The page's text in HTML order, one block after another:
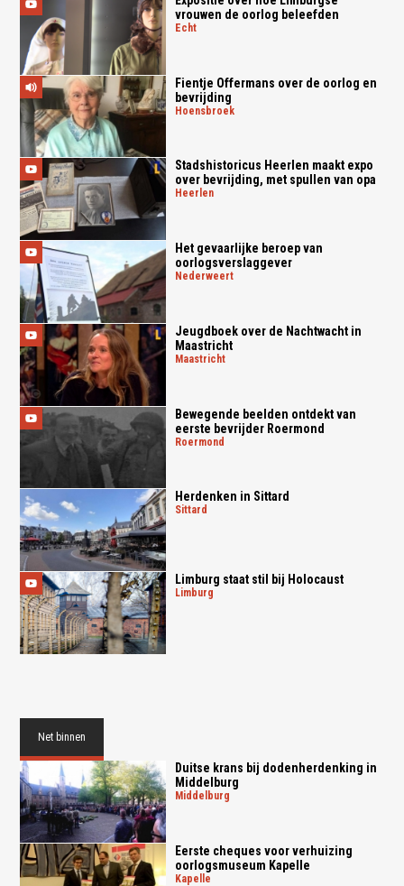
vrouwen de oorlog beleefden
echt
Fientje Offermans over de oorlog en
bevrijding
hoensbroek
Stadshistoricus Heerlen maakt expo
over bevrijding, met spullen van opa
heerlen
Het gevaarlijke beroep van
oorlogsverslaggever
nederweert
Jeugdboek over de Nachtwacht in
Maastricht
maastricht
Bewegende beelden ontdekt van
eerste bevrijder Roermond
roermond
Herdenken in Sittard
sittard
Limburg staat stil bij Holocaust
limburg
Net binnen
Duitse krans bij dodenherdenking in
Middelburg
middelburg
Eerste cheques voor verhuizing
oorlogsmuseum Kapelle
kapelle